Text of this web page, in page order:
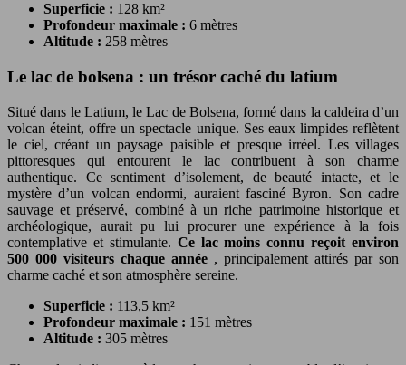
Superficie : 128 km²
Profondeur maximale : 6 mètres
Altitude : 258 mètres
Le lac de bolsena : un trésor caché du latium
Situé dans le Latium, le Lac de Bolsena, formé dans la caldeira d’un
volcan éteint, offre un spectacle unique. Ses eaux limpides reflètent
le ciel, créant un paysage paisible et presque irréel. Les villages
pittoresques qui entourent le lac contribuent à son charme
authentique. Ce sentiment d’isolement, de beauté intacte, et le
mystère d’un volcan endormi, auraient fasciné Byron. Son cadre
sauvage et préservé, combiné à un riche patrimoine historique et
archéologique, aurait pu lui procurer une expérience à la fois
contemplative et stimulante. Ce lac moins connu reçoit environ
500 000 visiteurs chaque année , principalement attirés par son
charme caché et son atmosphère sereine.
Superficie : 113,5 km²
Profondeur maximale : 151 mètres
Altitude : 305 mètres